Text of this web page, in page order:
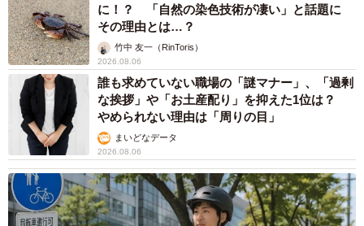
に！？ 「自然の染色技術が凄い」と話題に
その理由とは…？
竹中 友一（RinToris）
2026.08.06
誰も求めていない職場の「謎マナー」、「過剰
な挨拶」や「お土産配り」を抑えた1位は？
やめられない理由は「周りの目」
まいどなデータ
2026.08.06